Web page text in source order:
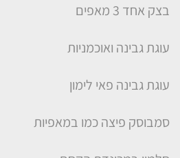
בצק אחד 3 מאפים
עוגת גבינה ואוכמניות
עוגת גבינה פאי לימון
סמבוסק פיצה כמו במאפיות